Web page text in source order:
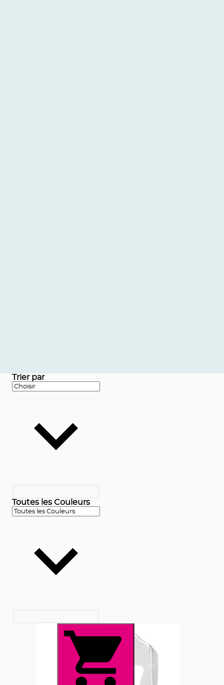
Trier par
Toutes les Couleurs